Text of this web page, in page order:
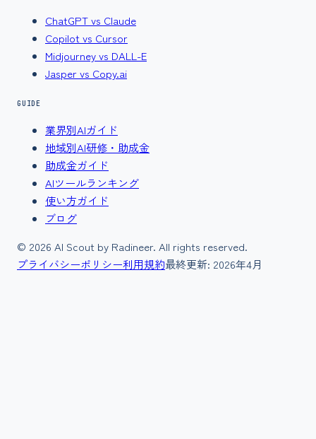
ChatGPT vs Claude
Copilot vs Cursor
Midjourney vs DALL-E
Jasper vs Copy.ai
GUIDE
業界別AIガイド
地域別AI研修・助成金
助成金ガイド
AIツールランキング
使い方ガイド
ブログ
© 2026 AI Scout by Radineer. All rights reserved.
プライバシーポリシー利用規約最終更新: 2026年4月